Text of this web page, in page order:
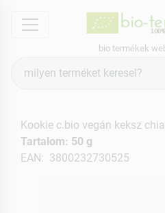
menu
bio termékek
keresés
Kookie c.bio vegán keksz
Tartalom: 50 g
EAN: 3800232730525